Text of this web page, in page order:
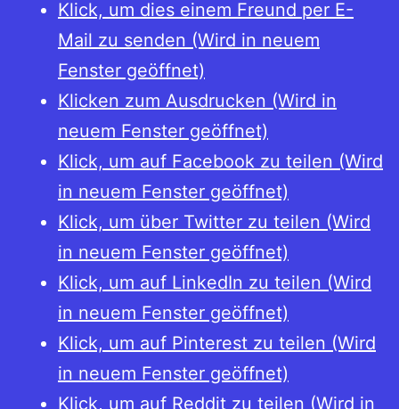
tidskrift
2005
Nr.
3
Klick, um dies einem Freund per E-
Mail zu senden (Wird in neuem
Fenster geöffnet)
Klicken zum Ausdrucken (Wird in
neuem Fenster geöffnet)
Klick, um auf Facebook zu teilen (Wird
in neuem Fenster geöffnet)
Klick, um über Twitter zu teilen (Wird
in neuem Fenster geöffnet)
Klick, um auf LinkedIn zu teilen (Wird
in neuem Fenster geöffnet)
Klick, um auf Pinterest zu teilen (Wird
in neuem Fenster geöffnet)
Klick, um auf Reddit zu teilen (Wird in